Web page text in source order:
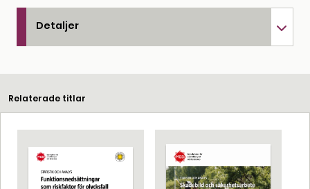
Detaljer
Relaterade titlar